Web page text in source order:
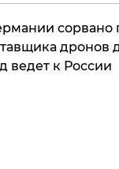
сорвано
дронов
ведет к России